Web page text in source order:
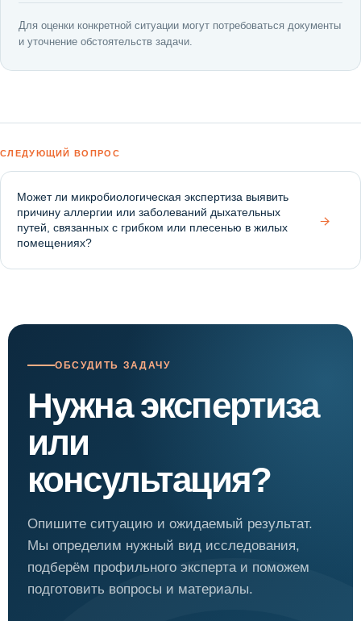
Для оценки конкретной ситуации могут потребоваться документы
и уточнение обстоятельств задачи.
СЛЕДУЮЩИЙ ВОПРОС
Может ли микробиологическая экспертиза выявить
причину аллергии или заболеваний дыхательных
путей, связанных с грибком или плесенью в жилых
помещениях?
→
ОБСУДИТЬ ЗАДАЧУ
Нужна экспертиза
или
консультация?
Опишите ситуацию и ожидаемый результат.
Мы определим нужный вид исследования,
подберём профильного эксперта и поможем
подготовить вопросы и материалы.